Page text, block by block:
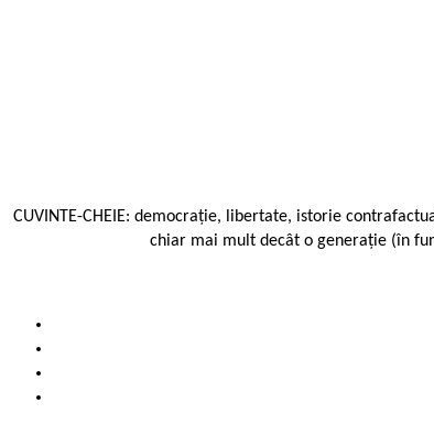
CUVINTE-CHEIE: democrație, libertate, istorie
chiar mai mult decât o generație (în